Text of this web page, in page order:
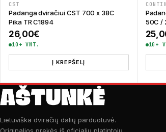
CST
Padanga dviračiui CST 700 x 38C
Pika TR C1894
26,00€
10+ VNT.
Į KREPŠELĮ
50C /
10+
Lietuviška dviračių dalių parduotuvė.